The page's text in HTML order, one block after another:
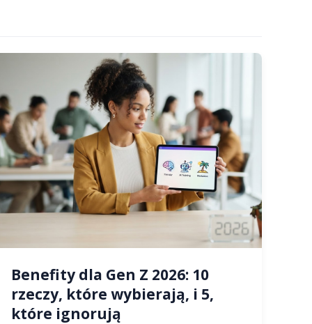
Benefity dla Gen Z 2026: 10
rzeczy, które wybierają, i 5,
które ignorują